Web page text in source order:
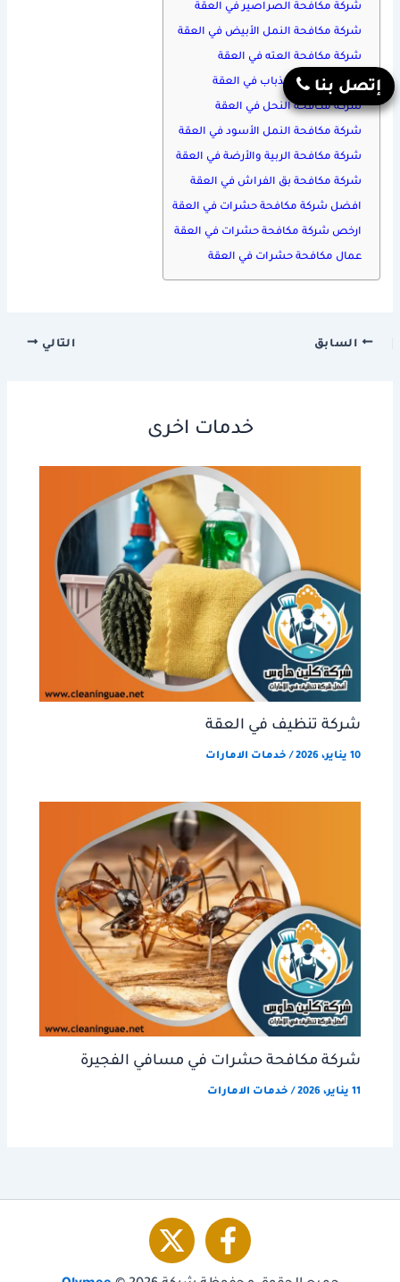
شركة مكافحة الصراصير في العقة
شركة مكافحة النمل الأبيض في العقة
شركة مكافحة العته في العقة
شركة مكافحة الذباب في العقة
شركة مكافحة النحل في العقة
شركة مكافحة النمل الأسود في العقة
شركة مكافحة الربية والأرضة في العقة
شركة مكافحة بق الفراش في العقة
افضل شركة مكافحة حشرات في العقة
ارخص شركة مكافحة حشرات في العقة
عمال مكافحة حشرات في العقة
السابق التالي
خدمات اخرى
شركة تنظيف في العقة
10 يناير، 2026 / خدمات الامارات
شركة مكافحة حشرات في مسافي الفجيرة
11 يناير، 2026 / خدمات الامارات
إتصل بنا